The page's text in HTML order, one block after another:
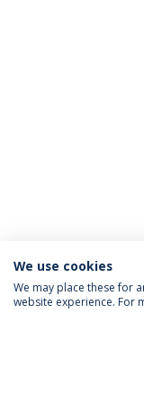
We use cookies
We may place these for
website experience. For